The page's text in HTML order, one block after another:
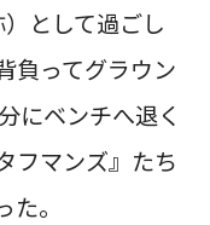
として過ごし
負ってグラウン
にベンチへ退く
フマンズ』たち
。